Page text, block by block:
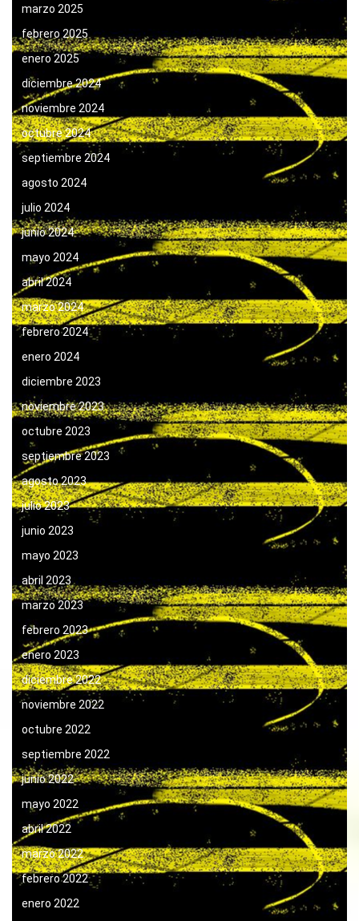
marzo 2025
febrero 2025
enero 2025
diciembre 2024
noviembre 2024
octubre 2024
septiembre 2024
agosto 2024
julio 2024
junio 2024
mayo 2024
abril 2024
marzo 2024
febrero 2024
enero 2024
diciembre 2023
noviembre 2023
octubre 2023
septiembre 2023
agosto 2023
julio 2023
junio 2023
mayo 2023
abril 2023
marzo 2023
febrero 2023
enero 2023
diciembre 2022
noviembre 2022
octubre 2022
septiembre 2022
junio 2022
mayo 2022
abril 2022
marzo 2022
febrero 2022
enero 2022